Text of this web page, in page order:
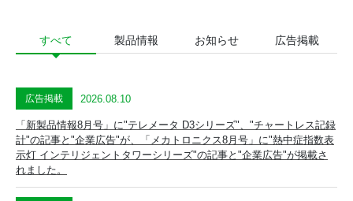
すべて 製品情報 お知らせ 広告掲載
2026.08.10
広告掲載
「新製品情報8月号」に"テレメータ D3シリーズ"、"チャートレス記録
計"の記事と"企業広告"が、「メカトロニクス8月号」に"熱中症指数表
示灯 インテリジェントタワーシリーズ"の記事と"企業広告"が掲載さ
れました。